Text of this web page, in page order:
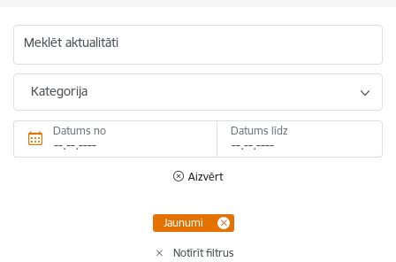
Meklēt aktualitāti
Kategorija
Datums no Datums līdz
Aizvērt
Jaunumi
Notīrīt filtrus